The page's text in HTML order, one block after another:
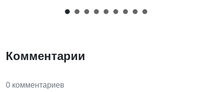
Комментарии
0 комментариев